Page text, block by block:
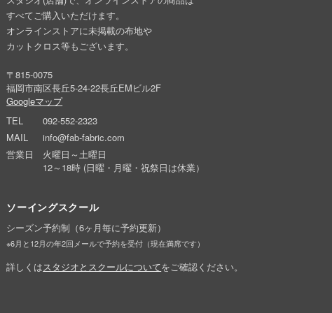
すべてご購入いただけます。
オンラインストアに未掲載の布地や
カットクロス等もございます。
〒815-0075
福岡市南区長丘5-24-22長丘EMビル2F
Googleマップ
TEL
092-552-2323
MAIL
info@fab-fabric.com
営業日
火曜日～土曜日
12～18時 (日曜・月曜・祝祭日は休業）
ソーイングスクール
シーズン予約制（6ヶ月毎に予約更新）
※6月と12月の年2回メールで予約を受付（現在満席です）
詳しくはスタジオとスクールについてをご確認ください。